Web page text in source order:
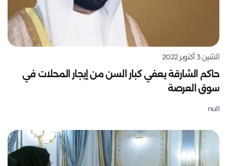
الاثنين 3 أكتوبر 2022
حاكم الشارقة يعفي كبار السن من إيجار المحلات في
سوق العرصة
null